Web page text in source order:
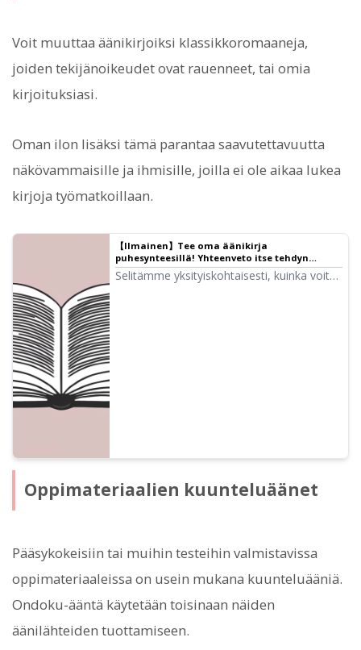
Voit muuttaa äänikirjoiksi klassikkoromaaneja,
joiden tekijänoikeudet ovat rauenneet, tai omia
kirjoituksiasi.
Oman ilon lisäksi tämä parantaa saavutettavuutta
näkövammaisille ja ihmisille, joilla ei ole aikaa lukea
kirjoja työmatkoillaan.
【Ilmainen】Tee oma äänikirja
puhesynteesillä! Yhteenveto itse tehdyn
äänikirjan valmistusmenetelmistä |
Tekstinlukunohjelmisto Ondoku
Selitämme yksityiskohtaisesti, kuinka voit
Oppimateriaalien kuunteluäänet
Pääsykokeisiin tai muihin testeihin valmistavissa
oppimateriaaleissa on usein mukana kuunteluääniä.
Ondoku-ääntä käytetään toisinaan näiden
äänilähteiden tuottamiseen.